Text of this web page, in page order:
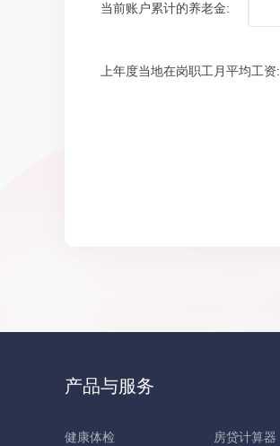
当前账户累计的养老金:
上年度当地在岗职工月平均工资:
产品与服务
健康体检 房贷计算器